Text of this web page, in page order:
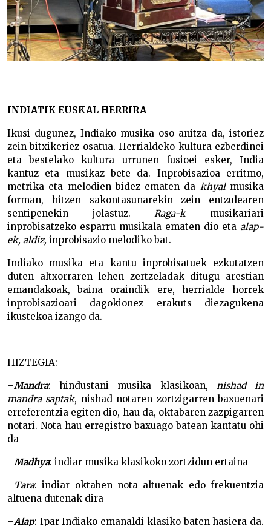
INDIATIK EUSKAL HERRIRA
Ikusi dugunez, Indiako musika oso anitza da, istoriez
zein bitxikeriez osatua. Herrialdeko kultura ezberdinei
eta bestelako kultura urrunen fusioei esker, India
kantuz eta musikaz bete da. Inprobisazioa erritmo,
metrika eta melodien bidez ematen da khyal musika
forman, hitzen sakontasunarekin zein entzulearen
sentipenekin jolastuz.Raga-k musikariari
inprobisatzeko esparru musikala ematen dio eta alap-
ek, aldiz, inprobisazio melodiko bat.
Indiako musika eta kantu inprobisatuek ezkutatzen
duten altxorraren lehen zertzeladak ditugu arestian
emandakoak, baina oraindik ere, herrialde horrek
inprobisazioari dagokionez erakuts diezagukena
ikustekoa izango da.
HIZTEGIA:
–Mandra: hindustani musika klasikoan, nishad in
mandra saptak, nishad notaren zortzigarren baxuenari
erreferentzia egiten dio, hau da, oktabaren zazpigarren
notari. Nota hau erregistro baxuago batean kantatu ohi
da
–Madhya: indiar musika klasikoko zortzidun ertaina
–Tara: indiar oktaben nota altuenak edo frekuentzia
altuena dutenak dira
–Alap: Ipar Indiako emanaldi klasiko baten hasiera da.